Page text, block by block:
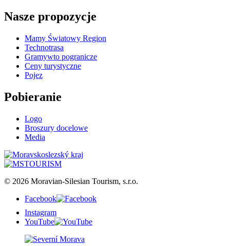
Nasze propozycje
Mamy Światowy Region
Technotrasa
Gramywto pogranicze
Ceny turystyczne
Pojez
Pobieranie
Logo
Broszury docelowe
Media
© 2026 Moravian-Silesian Tourism, s.r.o.
Facebook
Instagram
YouTube